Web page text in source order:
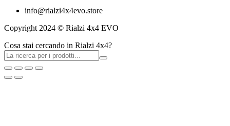
info@rialzi4x4evo.store
Copyright 2024 © Rialzi 4x4 EVO
Cosa stai cercando in Rialzi 4x4?